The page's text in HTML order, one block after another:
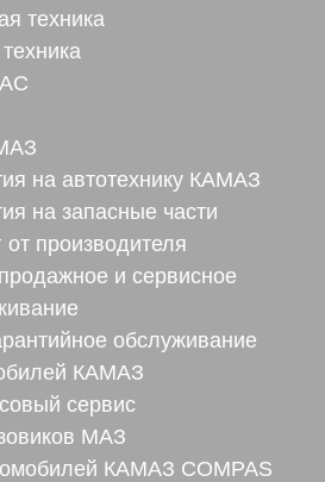
техника
на автотехнику КАМАЗ
на запасные части
от производителя
и сервисное
обслуживание
КАМАЗ
сервис
МАЗ
КАМАЗ COMPAS